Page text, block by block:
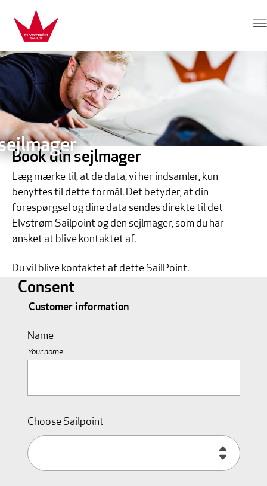
Hop direkte til indhold
Elvstrøm Sails
Book din sejlmager
Læg mærke til, at de data, vi her indsamler, kun
benyttes til dette formål. Det betyder, at din
forespørgsel og dine data sendes direkte til det
Elvstrøm Sailpoint og den sejlmager, som du har
ønsket at blive kontaktet af.
Du vil blive kontaktet af dette SailPoint.
Consent
Customer information
Name
Your name
Choose Sailpoint